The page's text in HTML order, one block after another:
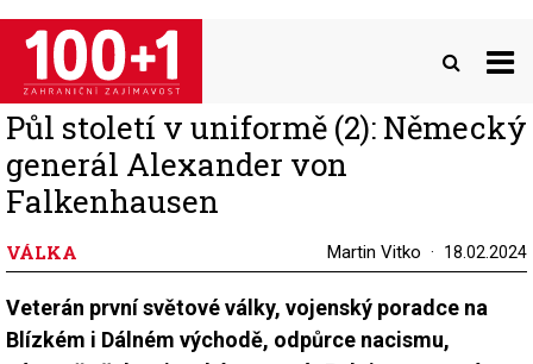
Přejít
hlavnímu
obsahu
Půl století v uniformě (2): Německý
generál Alexander von
Falkenhausen
VÁLKA Martin Vitko 18.02.2024
Veterán první světové války, vojenský poradce na
Blízkém i Dálném východě, odpůrce nacismu,